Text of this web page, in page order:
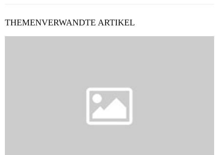
THEMENVERWANDTE ARTIKEL